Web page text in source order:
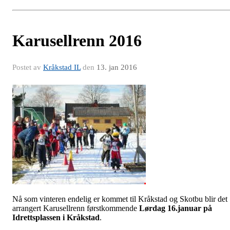
Karusellrenn 2016
Postet av Kråkstad ILden 13. jan 2016
Nå som vinteren endelig er kommet til Kråkstad og Skotbu blir det
arrangert Karusellrenn førstkommende Lørdag 16.januar på
Idrettsplassen i Kråkstad.